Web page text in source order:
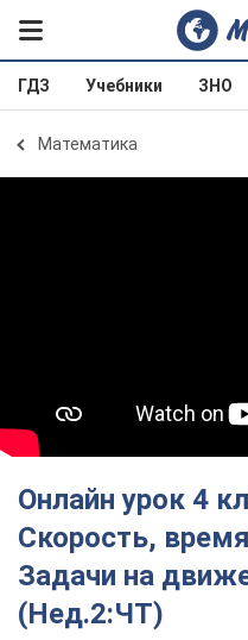
ГДЗ Учебники ЗНО
Математика
Онлайн урок 4
Скорость,
Задачи на
(Нед.2:ЧТ)